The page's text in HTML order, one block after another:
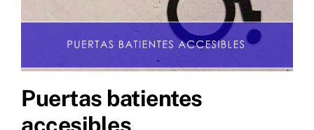
Puertas batientes